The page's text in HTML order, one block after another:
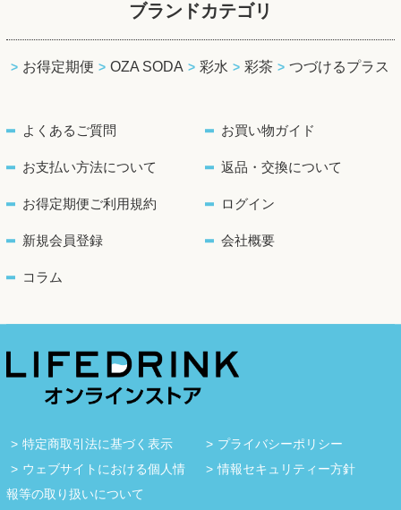
ブランドカテゴリ
お得定期便 OZA SODA 彩水 彩茶 つづけるプラス
よくあるご質問 お買い物ガイド
お支払い方法について 返品・交換について
お得定期便ご利用規約 ログイン
新規会員登録 会社概要
コラム
特定商取引法に基づく表示
プライバシーポリシー
ウェブサイトにおける個人情
報等の取り扱いについて
情報セキュリティー方針